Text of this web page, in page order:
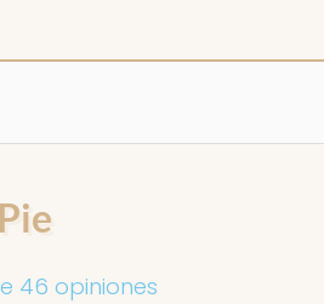
46 opiniones